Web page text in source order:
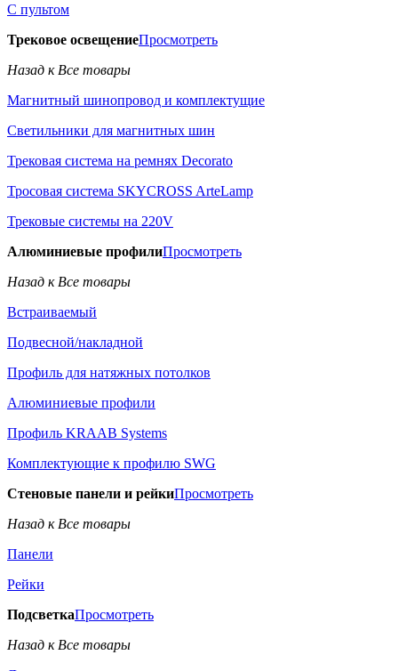
С пультом
Трековое освещениеПросмотреть
Назад к Все товары
Магнитный шинопровод и комплектущие
Светильники для магнитных шин
Трековая система на ремнях Decorato
Тросовая система SKYCROSS ArteLamp
Трековые системы на 220V
Алюминиевые профилиПросмотреть
Назад к Все товары
Встраиваемый
Подвесной/накладной
Профиль для натяжных потолков
Алюминиевые профили
Профиль KRAAB Systems
Комплектующие к профилю SWG
Стеновые панели и рейкиПросмотреть
Назад к Все товары
Панели
Рейки
ПодсветкаПросмотреть
Назад к Все товары